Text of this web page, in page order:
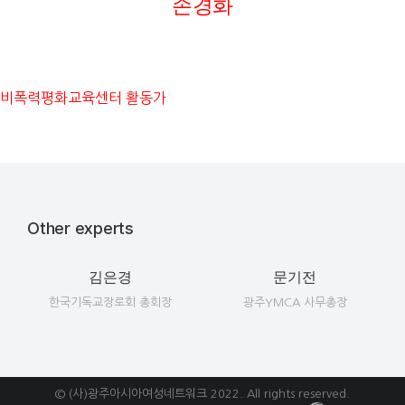
손경화
비폭력평화교육센터 활동가
Other experts
김은경
한국기독교장로회 총회장
문기전
광주YMCA 사무총장
© (사)광주아시아여성네트워크 2022 . All rights reserved.